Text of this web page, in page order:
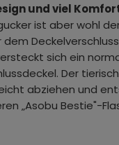
und viel
ist aber wohl
dem
sich ein
Der
abziehen und
„Asobu Bestie"-